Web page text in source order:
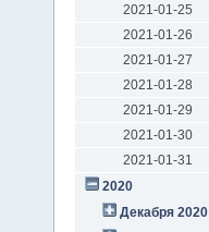
2021-01-25
2021-01-26
2021-01-27
2021-01-28
2021-01-29
2021-01-30
2021-01-31
2020
Декабря 2020